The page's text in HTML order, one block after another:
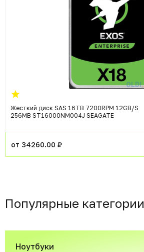
Жесткий диск SAS 16TB 7200RPM 12GB/S
256MB ST16000NM004J SEAGATE
от 34260.00 ₽
Популярные категории
Ноутбуки